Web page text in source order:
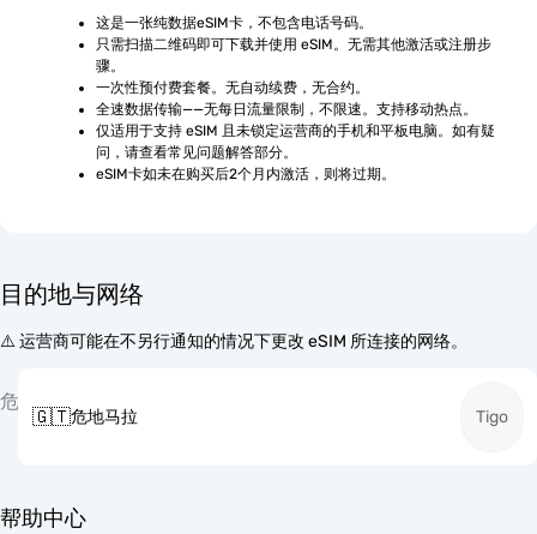
这是一张纯数据eSIM卡，不包含电话号码。
只需扫描二维码即可下载并使用 eSIM。无需其他激活或注册步
骤。
一次性预付费套餐。无自动续费，无合约。
全速数据传输——无每日流量限制，不限速。支持移动热点。
仅适用于支持 eSIM 且未锁定运营商的手机和平板电脑。如有疑
问，请查看常见问题解答部分。
eSIM卡如未在购买后2个月内激活，则将过期。
目的地与网络
⚠️ 运营商可能在不另行通知的情况下更改 eSIM 所连接的网络。
危
🇬🇹危地马拉 Tigo
帮助中心